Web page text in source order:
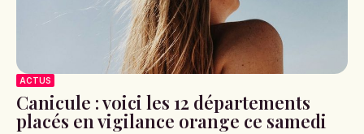
ACTUS
Canicule : voici les 12 départements
placés en vigilance orange ce samedi